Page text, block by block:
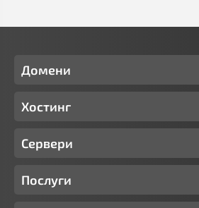
Домени
Хостинг
Сервери
Послуги